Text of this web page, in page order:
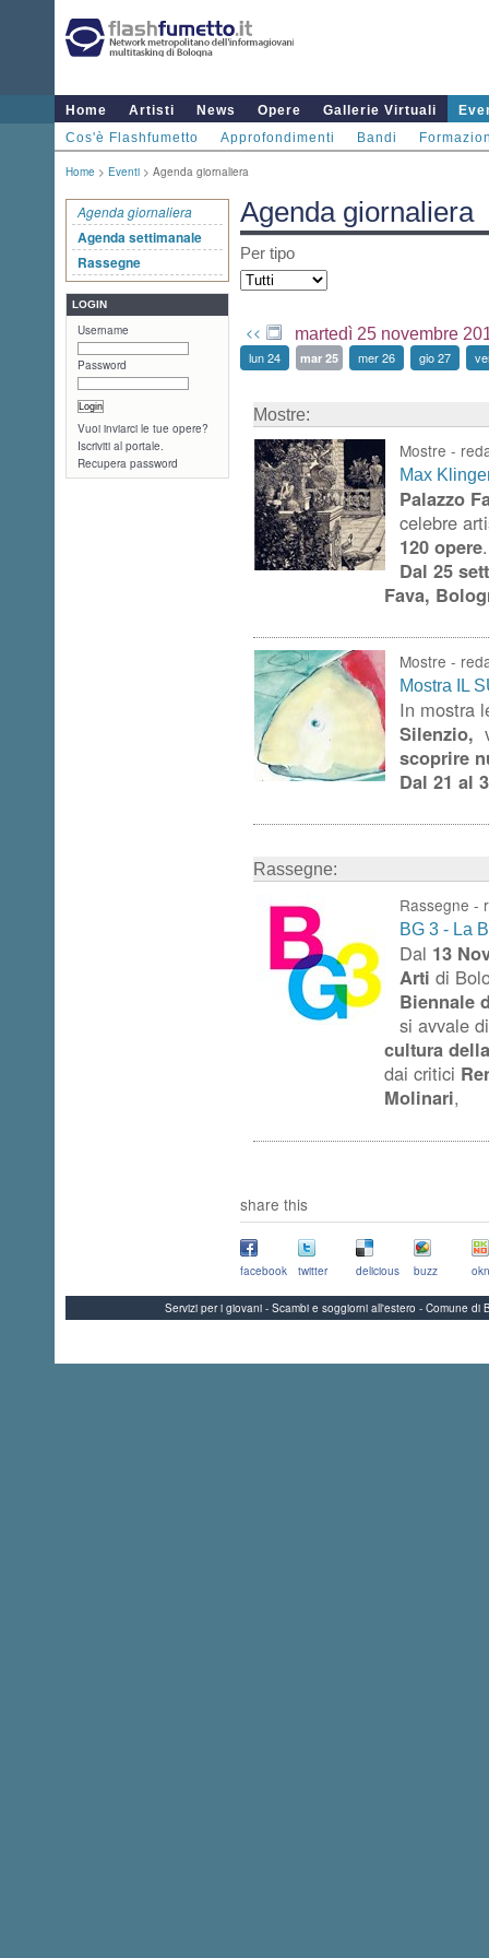
Home Artisti News Opere Gallerie Virtuali
Cos'è Flashfumetto
Approfondimenti Bandi
Home > Eventi > Agenda giornaliera
Agenda giornaliera
Agenda settimanale
Rassegne
LOGIN
Username
Password
Vuoi inviarci le tue opere?
Iscriviti al portale.
Recupera password
Agenda giornaliera
Per tipo
martedì 25 novembre
<<
lun 24 mar 25 mer 26 gio 27
Mostre:
Mostre -
Max
Palazzo
celebre
120 opere.
Dal 25
Fava,
Mostre -
Mostra IL
In mostra
Silenzio,
scoprire
Dal 21 al
Rassegne:
Rassegne -
BG 3 - La
Dal 13
Arti di
Biennale
si avvale
cultura
dai critici
Molinari,
share this
facebook twitter delicious buzz
Servizi per i giovani - Scambi e soggiorni all'estero - Comune